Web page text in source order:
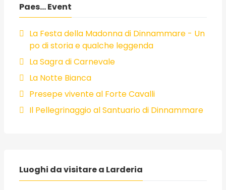
Paes... Event
La Festa della Madonna di Dinnammare - Un
po di storia e qualche leggenda
La Sagra di Carnevale
La Notte Bianca
Presepe vivente al Forte Cavalli
Il Pellegrinaggio al Santuario di Dinnammare
Luoghi da visitare a Larderia